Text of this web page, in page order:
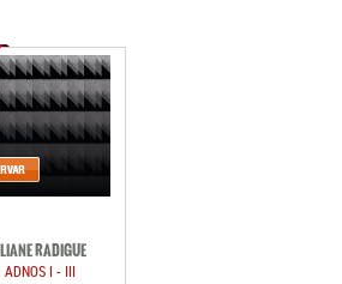
RADIGUE
ADNOS I - III